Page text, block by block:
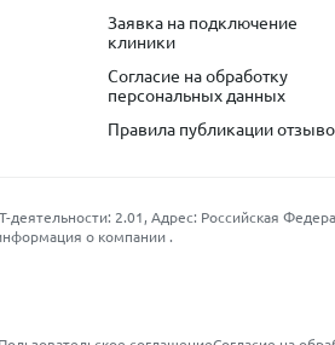
Заявка на подключение
клиники
Согласие на обработку
персональных данных
Правила публикации
2.01, Адрес: Российская
о компании.